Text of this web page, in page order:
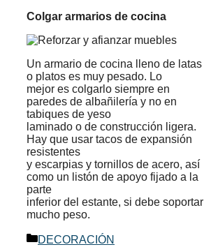
Colgar armarios de cocina
Un armario de cocina lleno de latas
o platos es muy pesado. Lo
mejor es colgarlo siempre en
paredes de albañilería y no en
tabiques de yeso
laminado o de construcción ligera.
Hay que usar tacos de expansión
resistentes
y escarpias y tornillos de acero, así
como un listón de apoyo fijado a la
parte
inferior del estante, si debe soportar
mucho peso.
Categorías
DECORACIÓN